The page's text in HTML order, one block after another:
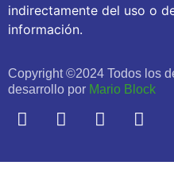
indirectamente del uso o
información.
Copyright ©2024 Todos los
desarrollo por Mario Block